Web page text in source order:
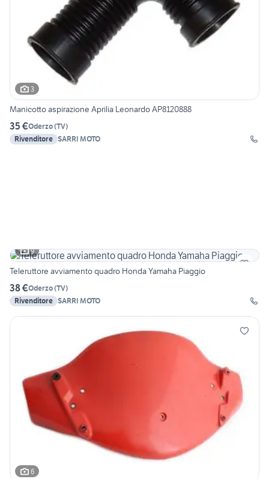
3
Manicotto aspirazione Aprilia Leonardo AP8120888
35 €Oderzo(TV)
Rivenditore SARRI MOTO
9
Teleruttore avviamento quadro Honda Yamaha Piaggio
38 €Oderzo(TV)
Rivenditore SARRI MOTO
6